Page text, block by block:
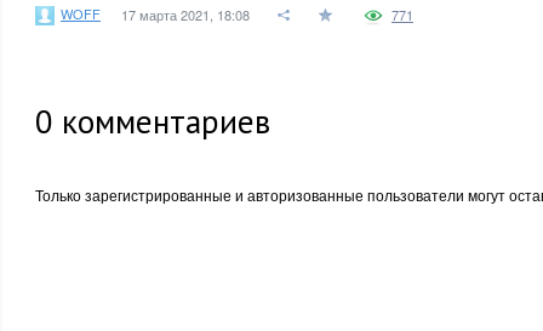
WOFF 17 марта 2021, 18:08 771
0 комментариев
Только зарегистрированные и авторизованные пользователи могут